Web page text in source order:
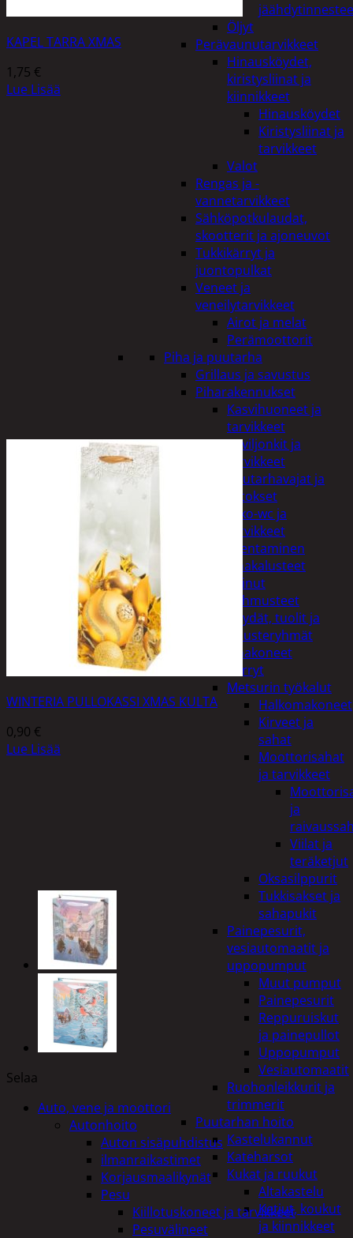
Öljyt
Perävaunutarvikkeet
Hinausköydet,
kiristysliinat ja
kiinnikkeet
Hinausköydet
Kiristysliinat ja
tarvikkeet
Valot
Rengas ja -
vannetarvikkeet
Sähköpotkulaudat,
skootterit ja ajoneuvot
Tukkikärryt ja
juontopulkat
Veneet ja
veneilytarvikkeet
Airot ja melat
Perämoottorit
Piha ja puutarha
Grillaus ja savustus
Piharakennukset
Kasvihuoneet ja
tarvikkeet
Paviljonkit ja
tarvikkeet
Puutarhavajat ja
katokset
Ulko-wc ja
tarvikkeet
Piharakentaminen
Puutarhakalusteet
Keinut
Pehmusteet
Pöydät, tuolit ja
kalusteryhmät
Puutarhakoneet
Kärryt
Metsurin työkalut
Halkomakoneet
Kirveet ja
sahat
Moottorisahat
ja tarvikkeet
ja
Viilat ja
teräketjut
Oksasilppurit
Tukkisakset ja
sahapukit
Painepesurit,
vesiautomaatit ja
uppopumput
Muut pumput
Painepesurit
Reppuruiskut
ja painepullot
Uppopumput
Vesiautomaatit
Ruohonleikkurit ja
trimmerit
Puutarhan hoito
Kastelukannut
Kateharsot
Kukat ja ruukut
Altakastelu
Ketjut, koukut
ja kiinnikkeet
KAPEL TARRA XMAS
1,75 €
Lue Lisää
WINTERIA PULLOKASSI XMAS KULTA
0,90 €
Lue Lisää
Selaa
Auto, vene ja moottori
Autonhoito
Auton sisäpuhdistus
ilmanraikastimet
Korjausmaalikynät
Pesu
Kiillotuskoneet ja tarvikkeet
Pesuvälineet